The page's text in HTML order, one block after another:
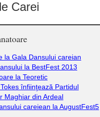
Carei
la Gala Dansului careian
la BestFest 2013
la Teoretic
înfiinţează Partidul
Maghiar din Ardeal
careiean la AugustFest5